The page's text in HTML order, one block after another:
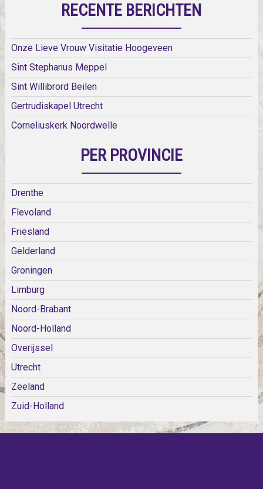
RECENTE BERICHTEN
Onze Lieve Vrouw Visitatie Hoogeveen
Sint Stephanus Meppel
Sint Willibrord Beilen
Gertrudiskapel Utrecht
Corneliuskerk Noordwelle
PER PROVINCIE
Drenthe
Flevoland
Friesland
Gelderland
Groningen
Limburg
Noord-Brabant
Noord-Holland
Overijssel
Utrecht
Zeeland
Zuid-Holland